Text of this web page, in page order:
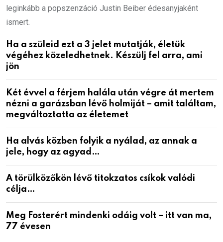
leginkább a popszenzáció Justin Beiber édesanyjaként
ismert.
Ha a szüleid ezt a 3 jelet mutatják, életük
végéhez közeledhetnek. Készülj fel arra, ami
jön
Két évvel a férjem halála után végre át mertem
nézni a garázsban lévő holmiját – amit találtam,
megváltoztatta az életemet
Ha alvás közben folyik a nyálad, az annak a
jele, hogy az agyad…
A törülközőkön lévő titokzatos csíkok valódi
célja…
Meg Fosterért mindenki odáig volt – itt van ma,
77 évesen